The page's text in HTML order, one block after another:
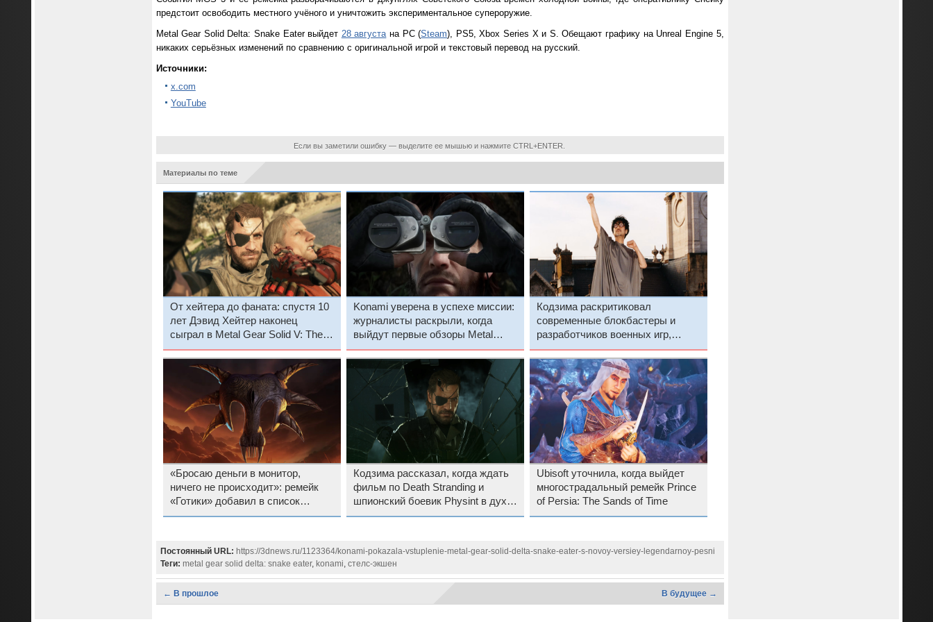
предстоит освободить местного учёного и уничтожить экспериментальное супероружие.
Metal Gear Solid Delta: Snake Eater выйдет 28 августа на PC (Steam), PS5, Xbox Series X и S. Обещают графику на Unreal Engine 5,
никаких серьёзных изменений по сравнению с оригинальной игрой и текстовый перевод на русский.
Источники:
x.com
YouTube
Если вы заметили ошибку — выделите ее мышью и нажмите CTRL+ENTER.
Материалы по теме
От хейтера до фаната: спустя 10
лет Дэвид Хейтер наконец
сыграл в Metal Gear Solid V: The
Phantom Pain и «всё простил»
Konami уверена в успехе миссии:
журналисты раскрыли, когда
выйдут первые обзоры Metal
Gear Solid Delta: Snake Eater
Кодзима раскритиковал
современные блокбастеры и
разработчиков военных игр,
которые не знают, как разобрать
автомат
«Бросаю деньги в монитор,
ничего не происходит»: ремейк
«Готики» добавил в список
желаемого Steam уже миллион
Кодзима рассказал, когда ждать
фильм по Death Stranding и
шпионский боевик Physint в духе
Metal Gear Solid
Ubisoft уточнила, когда выйдет
многострадальный ремейк Prince
of Persia: The Sands of Time
Постоянный URL: https://3dnews.ru/1123364/konami-pokazala-vstuplenie-metal-gear-solid-delta-snake-eater-s-novoy-versiey-legendarnoy-pesni
Теги: metal gear solid delta: snake eater, konami стелс-экшен
← В прошлое В будущее →